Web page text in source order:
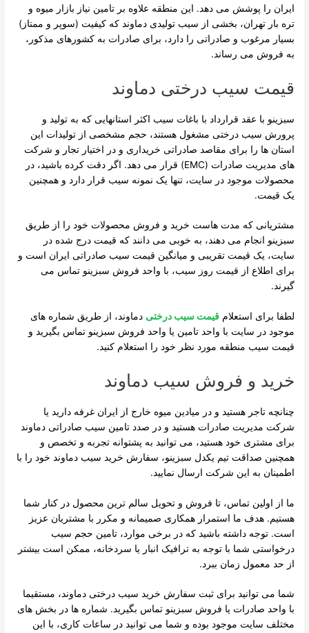
ایران را پوشش می دهد. این منطقه علاوه بر تامین نیاز بازار میوه و
تره بار تهران، بخشی از سیب تولیدی دماوند که کیفیت (سوپر و ممتاز)
بسیار مرغوب و صادراتی را دارد، برای صادرات به کشورهای مذکور،
به فروش می رساند.
قیمت سیب درختی دماوند
سبزینو با عقد قرارداد با باغات سیب اکثر استانهایی که به تولید و
پرورش سیب درختی مشغول هستند، حجم مشخصی از تولیدات این
استان ها را برای مقاصد صادراتی خریداری و در اختیار تجار و شرکت
های مدیریت صادرات (EMC) قرار می دهد. اگر دقت کرده باشید، در
محصولات موجود در سایت، تنها یک نمونه سیب قرار دارد و همچنین
یک قیمت.
مشتریانی که مدت هاست خرید و فروش محصولات خود را از طریق
سبزینو انجام می دهند، به خوبی می دانند که قیمت درج شده در
سایت، یک قیمت تقریبی و میانگین قیمت سیب صادراتی ایران است و
برای اطلاع از قیمت روز سیب، با واحد فروش سبزینو تماس می
گیرند.
لطفا برای استعلامقیمت سیب درختی دماوند، از طریق شماره های
موجود در سایت با واحد تامین یا واحد فروش سبزینو تماس بگیرید و
قیمت سیب منطقه مورد نظر خود را استعلام کنید.
خرید و فروش سیب دماوند
چنانچه تاجر هستید و در میادین میوه خارج از ایران غرفه دارید یا
شرکت مدیریت صادرات هستید و در صدد تامین سیب صادراتی دماوند
برای مشتری خود هستید، می توانید به پشتوانه تجربه و تخصص و
همچنین صداقت تیم یکدل سبزینو، سفارش خرید سیب دماوند خود را با
اطمینان به این شرکت ارسال نمایید.
ما از اولین تماس، تا فروش و تحویل سالم ترین محصول در کنار شما
هستیم. هدف ما استمرار همکاری صمیمانه و مکرر با مشتریان عزیز
است. توجه داشته باشید که در برخی موارد، تامین حجم سیب
درخواستی شما با توجه به ترافیک انبار یا سردخانه، ممکن است بیشتر
از حد معمول زمان ببرد.
شما می توانید برای ثبت سفارش خرید سیب درختی دماوند، مستقیما
با واحد صادرات یا فروش سبزینو تماس بگیرید. شماره ها در بخش های
مختلف سایت موجود بوده و شما می توانید در ساعات کاری، با این